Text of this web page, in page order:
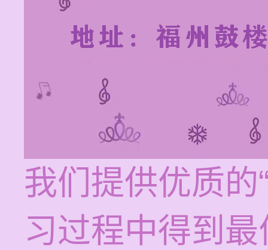
我们提供优质的
习过程中得到